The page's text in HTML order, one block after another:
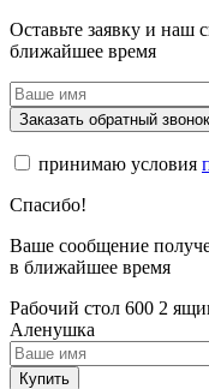
Оставьте заявку и наш
ближайшее время
Заказать обратный звонок
принимаю условия
Спасибо!
Ваше сообщение
в ближайшее время
Рабочий стол 600 2
Аленушка
Купить